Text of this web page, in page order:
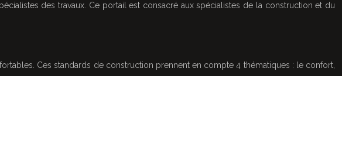
des travaux. Ce portail est consacré aux spécialistes de la construction et du
Ces standards de construction prennent en compte 4 thématiques : le confort,